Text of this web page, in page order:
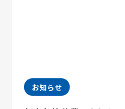
お知らせ